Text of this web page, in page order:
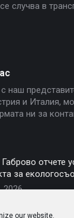
our website.
случва в
наш
и Италия,
ни за
отчете
за
2026